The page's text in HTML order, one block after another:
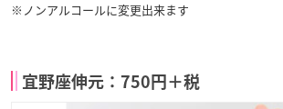
※ノンアルコールに変更出来ます
宜野座伸元：750円＋税